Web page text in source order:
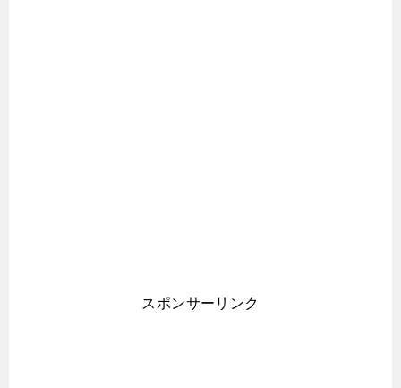
スポンサーリンク